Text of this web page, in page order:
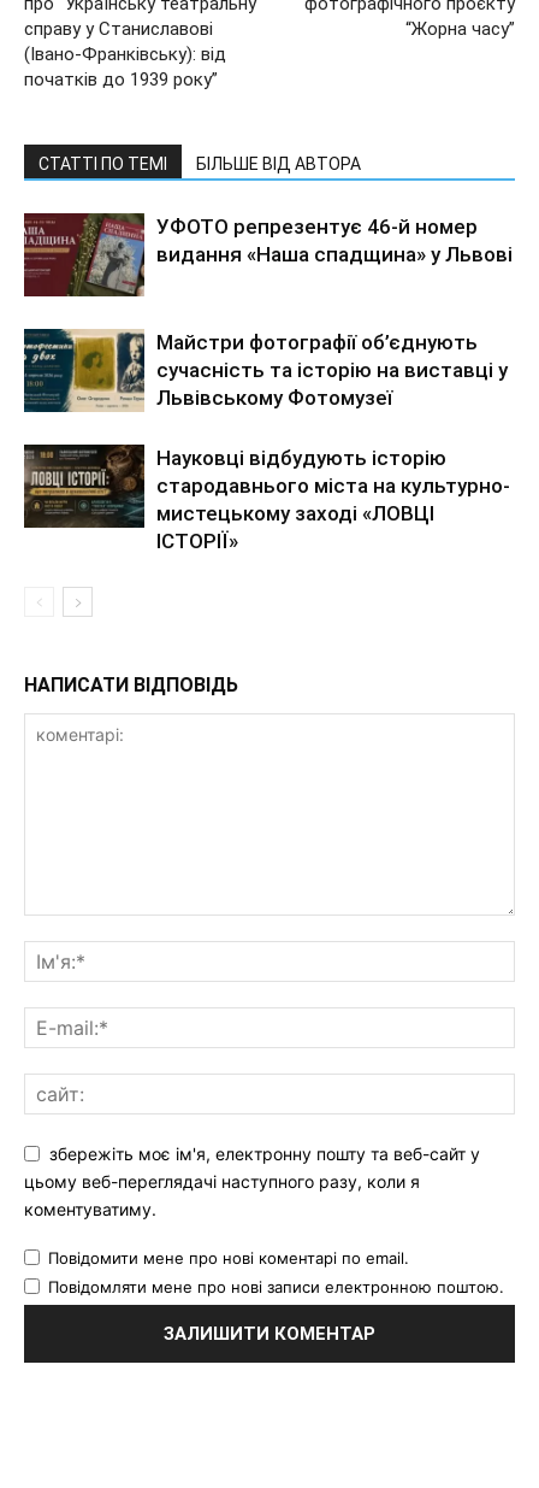
справу у Станиславові
(Івано-Франківську): від
початків до 1939 року”
“Жорна часу”
СТАТТІ ПО ТЕМІ БІЛЬШЕ ВІД АВТОРА
УФОТО репрезентує 46-й номер
видання «Наша спадщина» у Львові
Майстри фотографії об’єднують
сучасність та історію на виставці у
Львівському Фотомузеї
Науковці відбудують історію
стародавнього міста на культурно-
мистецькому заході «ЛОВЦІ
ІСТОРІЇ»
НАПИСАТИ ВІДПОВІДЬ
збережіть моє ім'я, електронну пошту та веб-сайт у
цьому веб-переглядачі наступного разу, коли я
коментуватиму.
Повідомити мене про нові коментарі по email.
Повідомляти мене про нові записи електронною поштою.